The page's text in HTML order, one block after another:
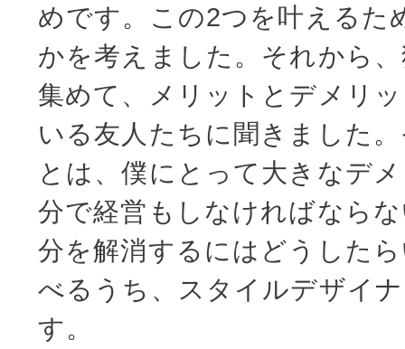
めです。この2つを叶えるた
かを考えました。それから
集めて、メリットとデメリ
いる友人たちに聞きました
とは、僕にとって大きなデ
分で経営もしなければなら
分を解消するにはどうした
べるうち、スタイルデザイ
す。